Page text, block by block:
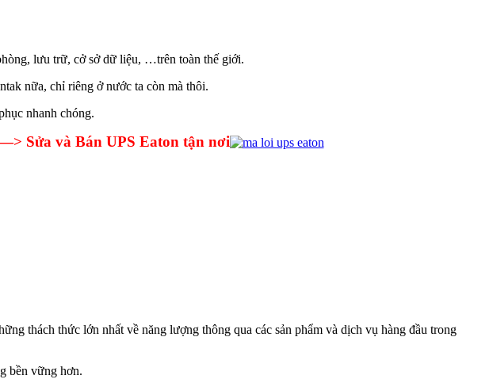
lưu trữ, cở sở dữ liệu, …trên toàn thế giới.
nữa, chỉ riêng ở nước ta còn mà thôi.
nhanh chóng.
Sửa và Bán UPS Eaton tận nơi
thách thức lớn nhất về năng lượng thông qua các sản phẩm và dịch vụ hàng đầu trong
bền vững hơn.